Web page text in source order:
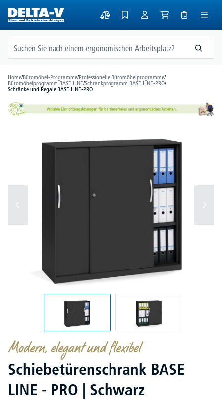
springen
Home/Büromöbel-Programme/Professionelle Büromöbelprogramme/
Büromöbelprogramm BASE LINE/Schrankprogramm BASE LINE-PRO/
Schränke und Regale BASE LINE-PRO
Modern, elegant und flexibel
Schiebetürenschrank BASE
LINE - PRO | Schwarz